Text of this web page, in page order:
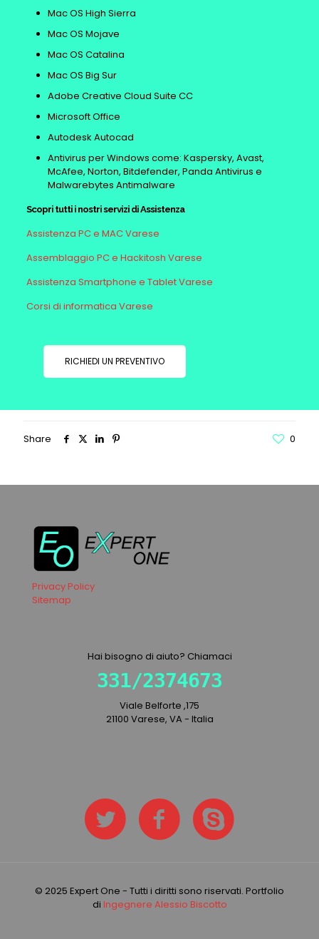
Mac OS High Sierra
Mac OS Mojave
Mac OS Catalina
Mac OS Big Sur
Adobe Creative Cloud Suite CC
Microsoft Office
Autodesk Autocad
Antivirus per Windows come: Kaspersky, Avast,
McAfee, Norton, Bitdefender, Panda Antivirus e
Malwarebytes Antimalware
Scopri tutti i nostri servizi di Assistenza
Assistenza PC e MAC Varese
Assemblaggio PC e Hackitosh Varese
Assistenza Smartphone e Tablet Varese
Corsi di informatica Varese
RICHIEDI UN PREVENTIVO
Share 0
Privacy Policy
Sitemap
Hai bisogno di aiuto? Chiamaci
331/2374673
Viale Belforte ,175
21100 Varese, VA - Italia
© 2025 Expert One - Tutti i diritti sono riservati. Portfolio
di Ingegnere Alessio Biscotto